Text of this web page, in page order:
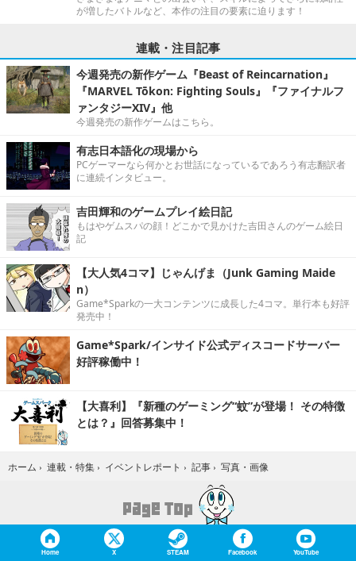
が増したバトルなど、本作の注目の要素に迫ります！
連載・注目記事
今週発売の新作ゲーム『Beast of Reincarnation』
『MARVEL Tōkon: Fighting Souls』『ファイナルフ
ァンタジーXIV』他
今週発売の新作ゲームはこちら。
有志日本語化の現場から
PCゲーマーなら何かとお世話になっているであろう有志翻訳者
に連続インタビュー。
吉田輝和のゲームプレイ絵日記
もはやゲムスパの顔！どこかで見かけた吉田さんのゲーム絵日
記
【大人気4コマ】じゃんげま（Junk Gaming Maide
n）
Game*Sparkの一大コンテンツに成長した4コマ。単行本も好評
発売中！
Game*Spark/インサイド公式ディスコードサーバー
好評稼働中！
【大喜利】『新種のゲーミング“蚊”が登場！ その特徴
とは？』回答募集中！
ホーム › 連載・特集 › イベントレポート › 記事 › 写真・画像
Home X STEAM Facebook YouTube